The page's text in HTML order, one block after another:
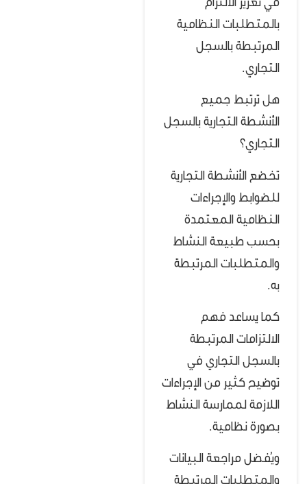
في تعزيز الالتزام
بالمتطلبات النظامية
المرتبطة بالسجل
التجاري.
هل ترتبط جميع
الأنشطة التجارية بالسجل
التجاري؟
تخضع الأنشطة التجارية
للضوابط والإجراءات
النظامية المعتمدة
بحسب طبيعة النشاط
والمتطلبات المرتبطة
به.
كما يساعد فهم
الالتزامات المرتبطة
بالسجل التجاري في
توضيح كثير من الإجراءات
اللازمة لممارسة النشاط
بصورة نظامية.
ويُفضل مراجعة البيانات